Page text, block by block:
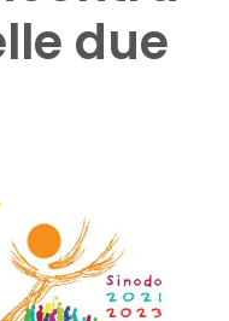
due